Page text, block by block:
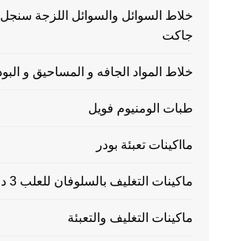
خلاط السوائل والسوائل اللزجة
جاكت
خلاط المواد الجافه و المساحيق و
طبات الومنيوم فويل
مااكينات تعبئة بودر
ماكينات التغليف بالسلوفان للعلب 3 دي
ماكينات التغليف والتعبئة